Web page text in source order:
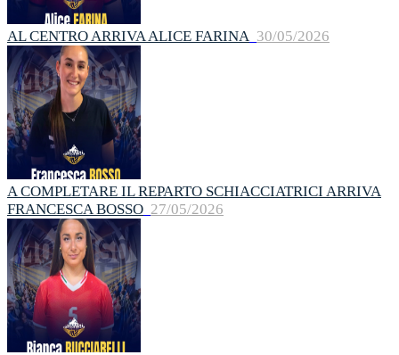
AL CENTRO ARRIVA ALICE FARINA 30/05/2026
A COMPLETARE IL REPARTO SCHIACCIATRICI ARRIVA
FRANCESCA BOSSO 27/05/2026